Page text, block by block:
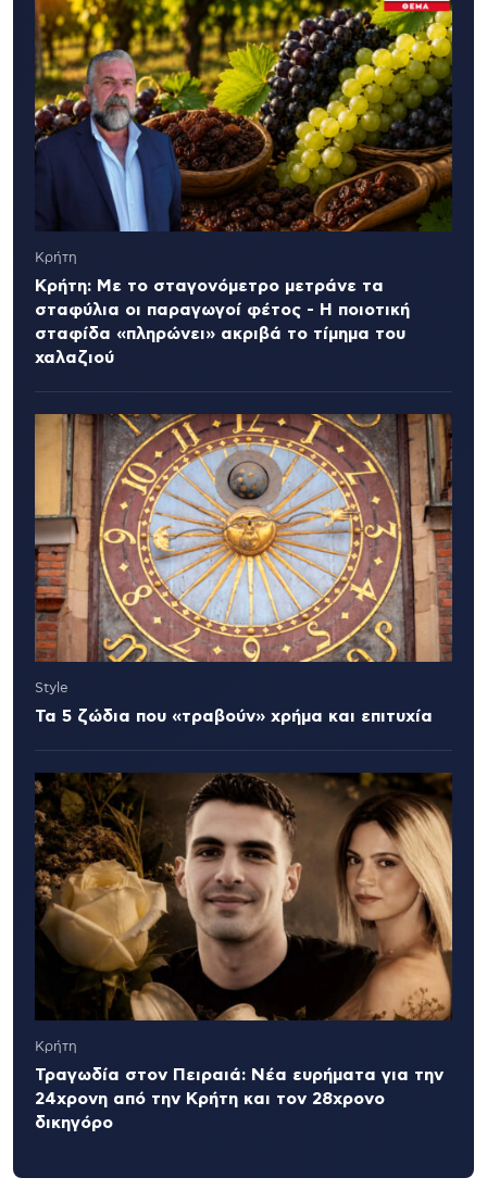
Κρήτη
Κρήτη: Με το σταγονόμετρο μετράνε τα
σταφύλια οι παραγωγοί φέτος - Η ποιοτική
σταφίδα «πληρώνει» ακριβά το τίμημα του
χαλαζιού
Style
Τα 5 ζώδια που «τραβούν» χρήμα και επιτυχία
Κρήτη
Τραγωδία στον Πειραιά: Νέα ευρήματα για την
24χρονη από την Κρήτη και τον 28χρονο
δικηγόρο